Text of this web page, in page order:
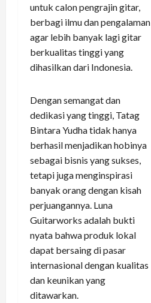
untuk calon pengrajin gitar,
berbagi ilmu dan pengalaman
agar lebih banyak lagi gitar
berkualitas tinggi yang
dihasilkan dari Indonesia.
Dengan semangat dan
dedikasi yang tinggi, Tatag
Bintara Yudha tidak hanya
berhasil menjadikan hobinya
sebagai bisnis yang sukses,
tetapi juga menginspirasi
banyak orang dengan kisah
perjuangannya. Luna
Guitarworks adalah bukti
nyata bahwa produk lokal
dapat bersaing di pasar
internasional dengan kualitas
dan keunikan yang
ditawarkan.